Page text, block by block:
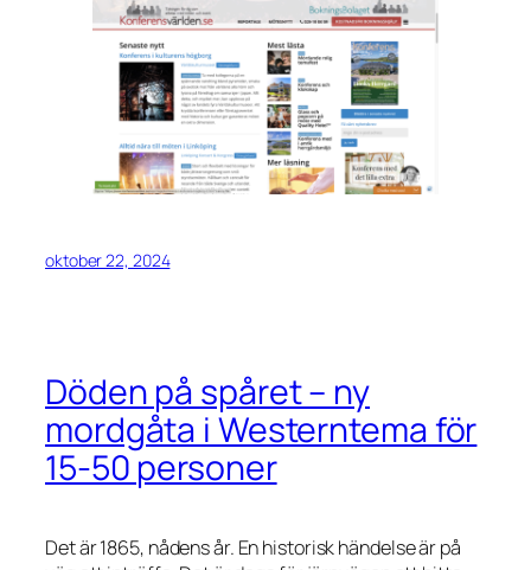
oktober 22, 2024
Döden på spåret – ny
mordgåta i Westerntema för
15-50 personer
Det är 1865, nådens år. En historisk händelse är på